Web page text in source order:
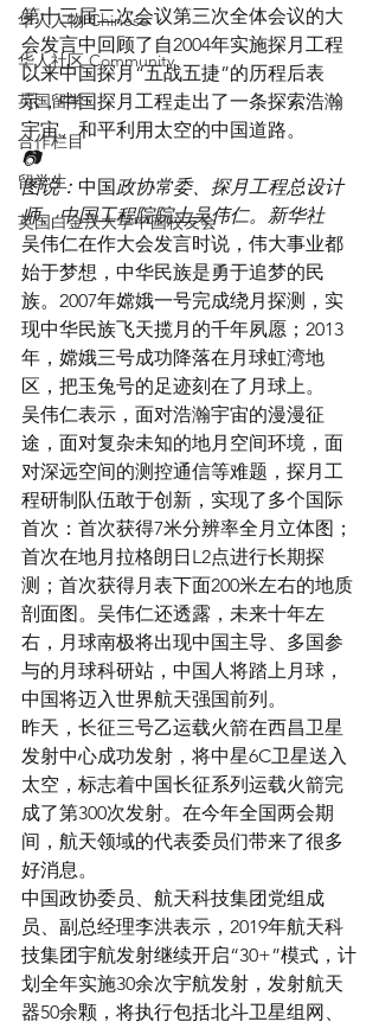
华人人物 Chinese
华人社区 Community
英国留学
合作栏目
留学生
英国白金汉大学中国校友会
第十三届二次会议第三次全体会议的大
会发言中回顾了自2004年实施探月工程
以来中国探月“五战五捷”的历程后表
示，中国探月工程走出了一条探索浩瀚
宇宙、和平利用太空的中国道路。
📷
图说： 中国政协常委、探月工程总设计
师、中国工程院院士吴伟仁。新华社
吴伟仁在作大会发言时说，伟大事业都
始于梦想，中华民族是勇于追梦的民
族。2007年嫦娥一号完成绕月探测，实
现中华民族飞天揽月的千年夙愿；2013
年，嫦娥三号成功降落在月球虹湾地
区，把玉兔号的足迹刻在了月球上。
吴伟仁表示，面对浩瀚宇宙的漫漫征
途，面对复杂未知的地月空间环境，面
对深远空间的测控通信等难题，探月工
程研制队伍敢于创新，实现了多个国际
首次：首次获得7米分辨率全月立体图；
首次在地月拉格朗日L2点进行长期探
测；首次获得月表下面200米左右的地质
剖面图。吴伟仁还透露，未来十年左
右，月球南极将出现中国主导、多国参
与的月球科研站，中国人将踏上月球，
中国将迈入世界航天强国前列。
昨天，长征三号乙运载火箭在西昌卫星
发射中心成功发射，将中星6C卫星送入
太空，标志着中国长征系列运载火箭完
成了第300次发射。在今年全国两会期
间，航天领域的代表委员们带来了很多
好消息。
中国政协委员、航天科技集团党组成
员、副总经理李洪表示，2019年航天科
技集团宇航发射继续开启“30+”模式，计
划全年实施30余次宇航发射，发射航天
器50余颗，将执行包括北斗卫星组网、